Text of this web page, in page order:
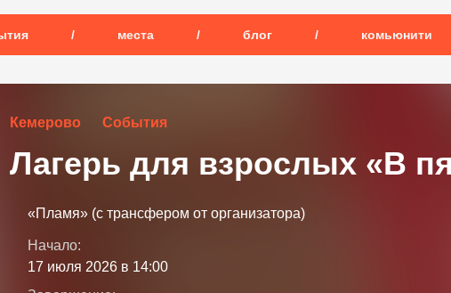
/ места / блог / комьюнити
Кемерово События
Лагерь для взрослых «В
«Пламя» (с трансфером от организатора)
Начало:
17 июля 2026 в 14:00